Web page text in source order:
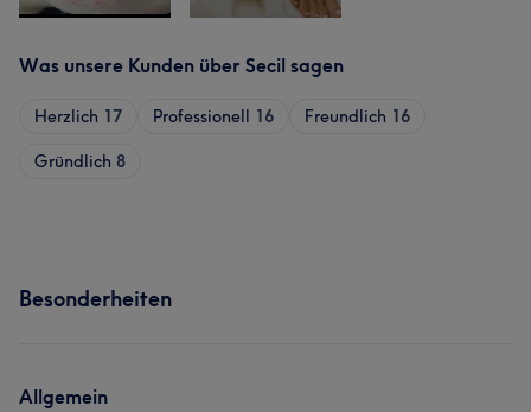
Was unsere Kunden über Secil sagen
Herzlich 17 Professionell 16 Freundlich 16
Gründlich 8
Besonderheiten
Allgemein